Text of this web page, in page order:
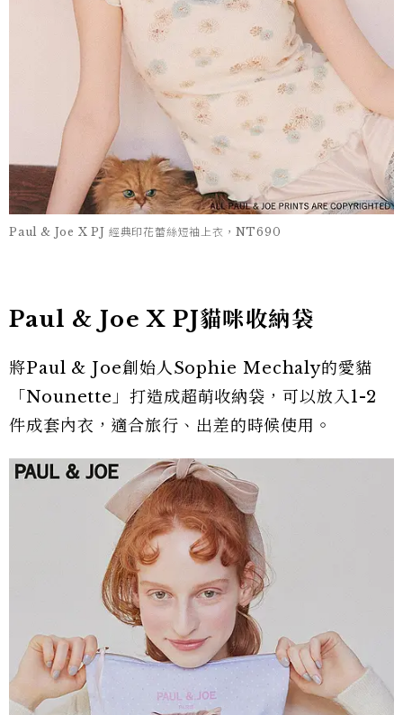
Paul & Joe X PJ 經典印花蕾絲短袖上衣，NT690
Paul & Joe X PJ貓咪收納袋
將Paul & Joe創始人Sophie Mechaly的愛貓
「Nounette」打造成超萌收納袋，可以放入1-2
件成套內衣，適合旅行、出差的時候使用。